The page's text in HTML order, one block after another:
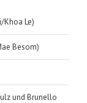
Love
Stake-
8
Khoa Le)
Besom)
und Brunello